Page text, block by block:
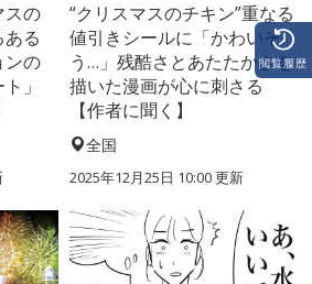
スの
る
ンの
」
“クリスマスのチキン”重なる
値引きシールに「かわいそ
う…」残酷さとあたたかさを
描いた漫画が心に刺さる
【作者に聞く】
全国
2025年12月25日 10:00 更新
閲覧履歴